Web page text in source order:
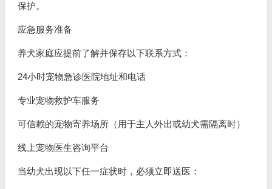
保护。
应急服务准备
养犬家庭应提前了解并保存以下联系方式：
24小时宠物急诊医院地址和电话
专业宠物救护车服务
可信赖的宠物寄养场所（用于主人外出或幼犬需隔离时）
线上宠物医生咨询平台
当幼犬出现以下任一症状时，必须立即送医：